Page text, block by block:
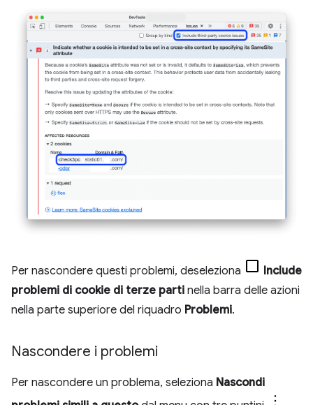
Per nascondere questi problemi, deseleziona
Include
problemi di cookie di terze parti nella barra delle azioni
nella parte superiore del riquadro Problemi.
Nascondere i problemi
Per nascondere un problema, seleziona Nascondi